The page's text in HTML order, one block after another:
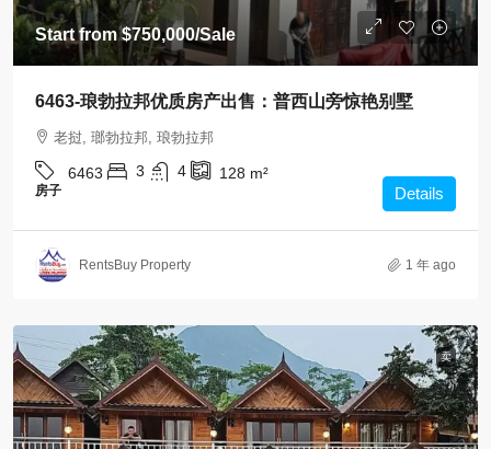
Start from$750,000/Sale
6463-琅勃拉邦优质房产出售：普西山旁惊艳别墅
老挝, 瑯勃拉邦, 琅勃拉邦
6463 3 4 128 m²
房子 Details
RentsBuy Property 1 年 ago
卖